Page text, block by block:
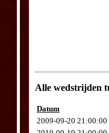
Alle wedstrijden
Datum
2009-09-20 21:00:00